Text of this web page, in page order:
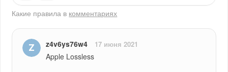
Какие правила в комментариях
z4v6ys76w4 17 июня 2021
Apple Lossless